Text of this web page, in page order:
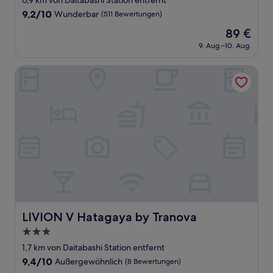
Unterkunft
9.2
Bewertungen)
9,2/10 Wunderbar (511 Bewertungen)
Der
Preis
beträgt
89 €
9. Aug.–10. Aug.
LIVION V Hatagaya by Tranova
LIVION V Hatagaya by Tranova
3.0-
Sterne-
Unterkunft
1,7 km von Daitabashi Station entfernt
9.4
9,4/10 Außergewöhnlich (8 Bewertungen)